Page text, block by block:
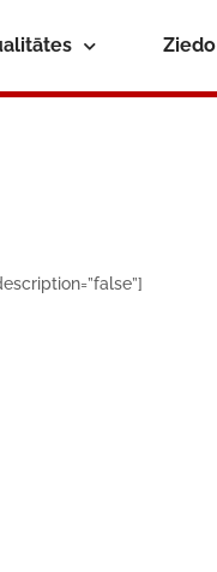
Ziedo